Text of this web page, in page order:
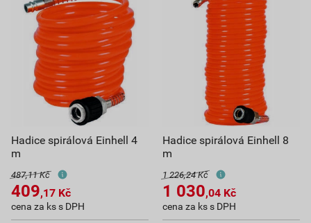
Hadice spirálová Einhell 4
m
487,11 Kč
409,17 Kč
cena za ks s DPH
Hadice spirálová Einhell 8
m
1 226,24 Kč
1 030,04 Kč
cena za ks s DPH